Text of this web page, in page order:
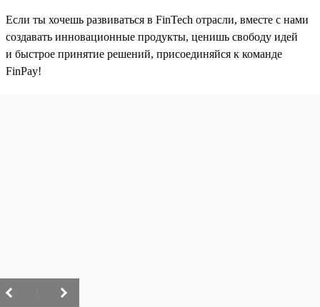
Если ты хочешь развиваться в FinTech отрасли, вместе с нами
создавать инновационные продукты, ценишь свободу идей
и быстрое принятие решений, присоединяйся к команде
FinPay!